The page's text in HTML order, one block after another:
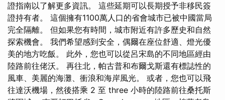
證指南以了解更多資訊。 這些延期可以長期授予非移民簽
證持有者。 這個擁有1100萬人口的省會城市已被中國當局
完全隔離。 但如果您有時間，城市附近有許多歷史和自然
探索機會。 我們希望感到安全，偶爾在座位舒適、燈光優
美的地方吃飯。 此外，您也可以從呂宋島的不同地區經由
陸路前往佬沃。 再往北，帕古普和布爾戈斯還有標誌性的
風車、美麗的海灘、衝浪和海岸風光。 或者，您也可以飛
往達沃機場，然後搭乘 2 至 three 小時的陸路前往桑托斯